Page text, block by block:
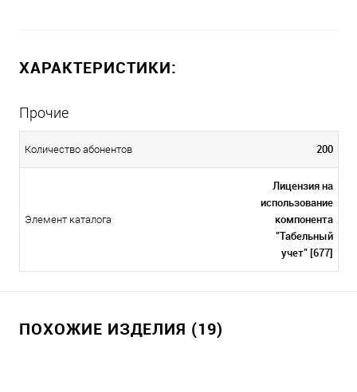
ХАРАКТЕРИСТИКИ:
Прочие
Количество абонентов 200
Элемент каталога
Лицензия на
использование
компонента
"Табельный
учет" [677]
ПОХОЖИЕ ИЗДЕЛИЯ (19)